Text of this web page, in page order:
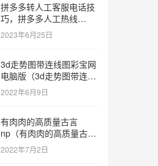
拼多多转人工客服电话技
巧，拼多多人工热线
9541344？
2023年6月25日
3d走势图带连线图彩宝网
电脑版（3d走势图带连线
图彩宝网手机版）
2022年6月9日
有肉肉的高质量古言
np（有肉肉的高质量古言
np推荐）
2022年7月2日